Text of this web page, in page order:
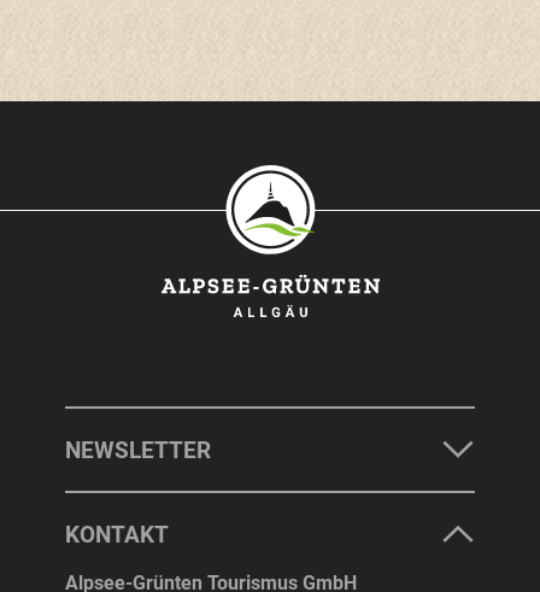
NEWSLETTER
KONTAKT
Alpsee-Grünten Tourismus GmbH